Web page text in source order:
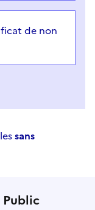
de non
sans